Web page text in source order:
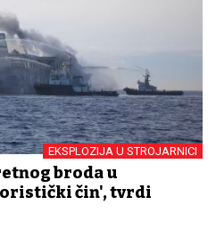
EKSPLOZIJA U STROJARNICI
broda u
čin', tvrdi